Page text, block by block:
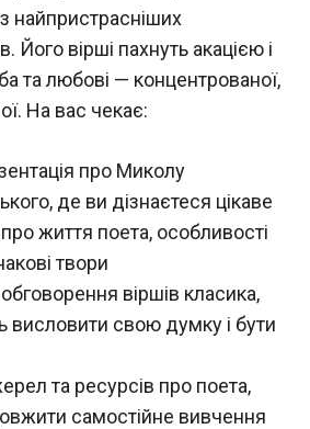
найпристрасніших
Його вірші пахнуть акацією і
та любові — концентрованої,
На вас чекає:
про Миколу
де ви дізнаєтеся цікаве
життя поета, особливості
твори
віршів класика,
висловити свою думку і бути
та ресурсів про поета,
самостійне вивчення